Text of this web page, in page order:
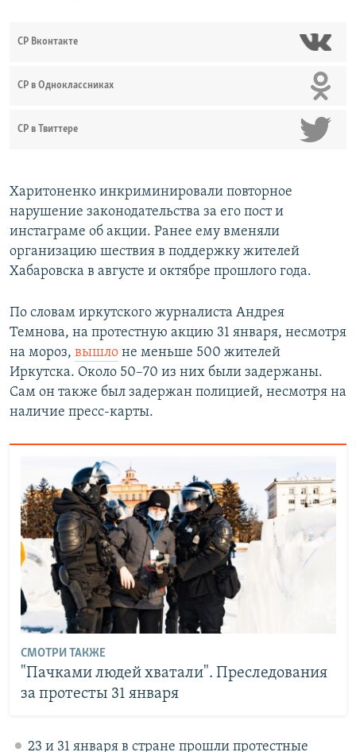
СР Вконтакте
СР в Одноклассниках
СР в Твиттере
Харитоненко инкриминировали повторное
нарушение законодательства за его пост и
инстаграме об акции. Ранее ему вменяли
организацию шествия в поддержку жителей
Хабаровска в августе и октябре прошлого года.
По словам иркутского журналиста Андрея
Темнова, на протестную акцию 31 января, несмотря
на мороз, вышло не меньше 500 жителей
Иркутска. Около 50–70 из них были задержаны.
Сам он также был задержан полицией, несмотря на
наличие пресс-карты.
СМОТРИ ТАКЖЕ
"Пачками людей хватали". Преследования
за протесты 31 января
23 и 31 января в стране прошли протестные